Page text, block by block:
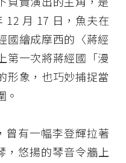
12 月 17 日，魚夫在
國繪成摩西的〈蔣經
第一次將蔣經國「漫
形象，也巧妙捕捉當
。
曾有一幅李登輝拉著
，悠揚的琴音令牆上